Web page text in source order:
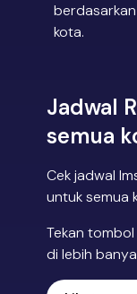
kota.
Jadwal
semua
Cek jadwal
untuk semua
Tekan
di lebih